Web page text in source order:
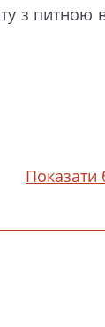
з питною
Показати